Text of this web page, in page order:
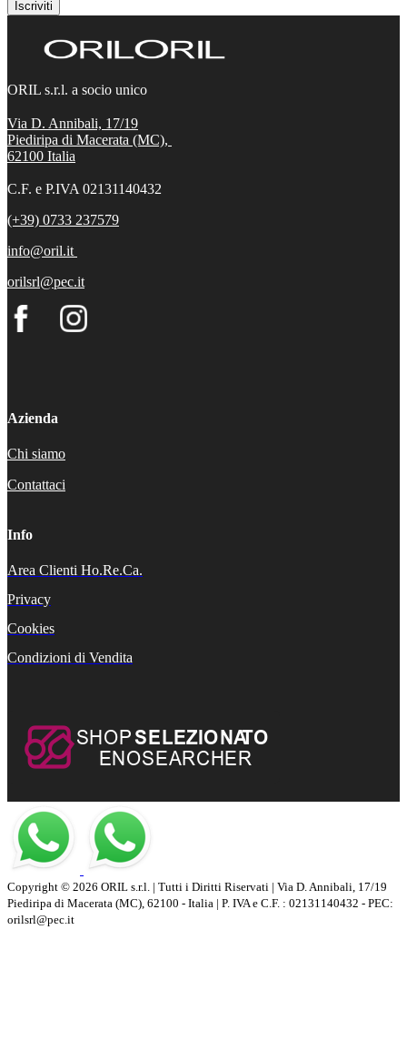
Iscriviti
ORIL s.r.l. a socio unico
Via D. Annibali, 17/19
Piediripa di Macerata (MC),
62100 Italia
C.F. e P.IVA 02131140432
(+39) 0733 237579
info@oril.it
orilsrl@pec.it
Azienda
Chi siamo
Contattaci
Info
Area Clienti Ho.Re.Ca.
Privacy
Cookies
Condizioni di Vendita
Copyright © 2026 ORIL s.r.l. | Tutti i Diritti Riservati | Via D. Annibali, 17/19
Piediripa di Macerata (MC), 62100 - Italia | P. IVA e C.F. : 02131140432 - PEC:
orilsrl@pec.it